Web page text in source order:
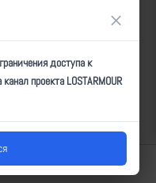
2014-2026
×
доступа к
проекта LOSTARMOUR